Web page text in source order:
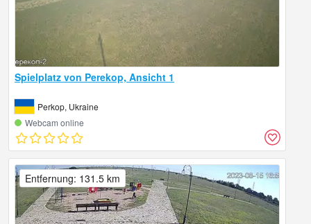
Spielplatz von Perekop, Ansicht 1
Perkop, Ukraine
Webcam online
Entfernung: 131.5 km